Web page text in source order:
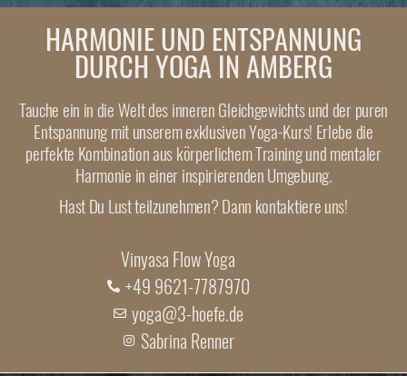
HARMONIE UND ENTSPANNUNG
DURCH YOGA IN AMBERG
Tauche ein in die Welt des inneren Gleichgewichts und der puren
Entspannung mit unserem exklusiven Yoga-Kurs! Erlebe die
perfekte Kombination aus körperlichem Training und mentaler
Harmonie in einer inspirierenden Umgebung.
Hast Du Lust teilzunehmen? Dann kontaktiere uns!
Vinyasa Flow Yoga
+49 9621-7787970
yoga@3-hoefe.de
Sabrina Renner